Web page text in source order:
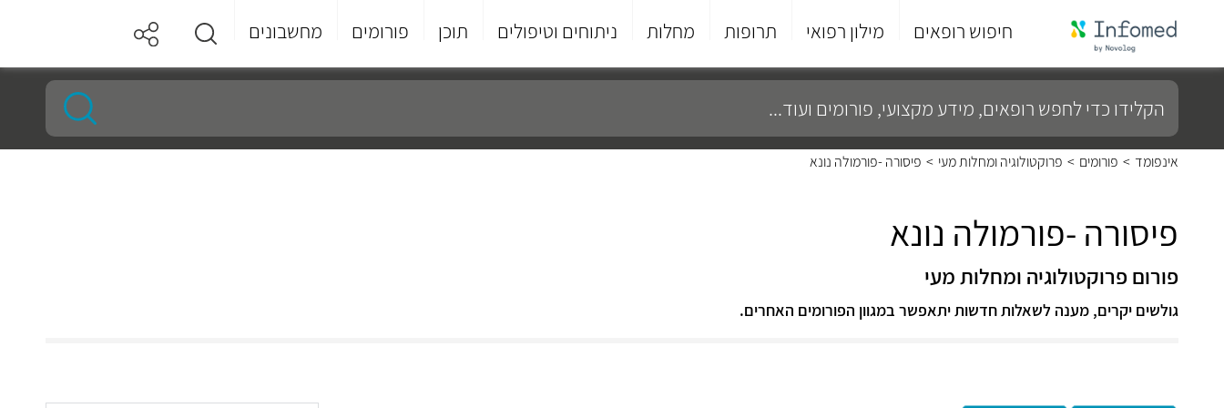
חיפוש רופאים מילון רפואי תרופות מחלות ניתוחים וטיפולים תוכן פורומים מחשבונים
סוף
התפריט
הקלידו
כדי
לחפש
רופאים,
מידע
מקצועי,
אינפומד > פורומים > פרוקטולוגיה ומחלות מעי > פיסורה -פורמולה נונא
פיסורה -פורמולה נונא
פורום פרוקטולוגיה ומחלות מעי
גולשים יקרים, מענה לשאלות חדשות יתאפשר במגוון הפורומים האחרים.